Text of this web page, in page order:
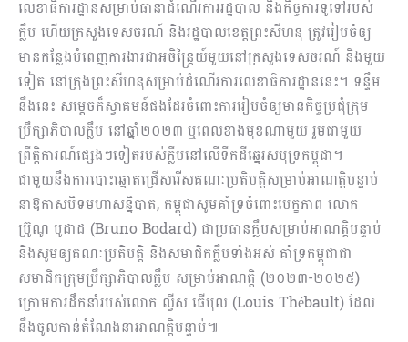
លេខាធិការដ្ឋានសម្រាប់ធានាដំណើរការរដ្ឋបាល និងកិច្ចការទូទៅរបស់
ក្លឹប ហើយក្រសួងទេសចរណ៍ និងរដ្ឋបាលខេត្តព្រះសីហនុ ត្រូវរៀបចំឲ្យ
មានកន្លែងបំពេញការងារជាអចិន្ត្រៃយ៍មួយនៅក្រសួងទេសចរណ៍ និងមួយ
ទៀត នៅក្រុងព្រះសីហនុសម្រាប់ដំណើរការលេខាធិការដ្ឋាននេះ។ ទន្ទឹម
នឹងនេះ សម្ដេចក៏ស្វាគមន៍ផងដែរចំពោះការរៀបចំឲ្យមានកិច្ចប្រជុំក្រុម
ប្រឹក្សាភិបាលក្លឹប នៅឆ្នាំ២០២៣ ឬពេលខាងមុខណាមួយ រួមជាមួយ
ព្រឹត្តិការណ៍ផ្សេងៗទៀតរបស់ក្លឹបនៅលើទឹកដីឆ្នេរសមុទ្រកម្ពុជា។
ជាមួយនឹងការបោះឆ្នោតជ្រើសរើសគណៈប្រតិបត្តិសម្រាប់អាណត្តិបន្ទាប់
នាឱកាសបិទមហាសន្និបាត, កម្ពុជាសូមគាំទ្រចំពោះបេក្ខភាព លោក
ប៊្រូណូ បូដាដ (Bruno Bodard) ជាប្រធានក្លឹបសម្រាប់អាណត្តិបន្ទាប់
និងសូមឲ្យគណៈប្រតិបត្តិ និងសមាជិកក្លឹបទាំងអស់ គាំទ្រកម្ពុជាជា
សមាជិកក្រុមប្រឹក្សាភិបាលក្លឹប សម្រាប់អាណត្តិ (២០២៣-២០២៥)
ក្រោមការដឹកនាំរបស់លោក ល្វីស ធើបុល (Louis Thébault) ដែល
នឹងចូលកាន់តំណែងនាអាណត្តិបន្ទាប់៕